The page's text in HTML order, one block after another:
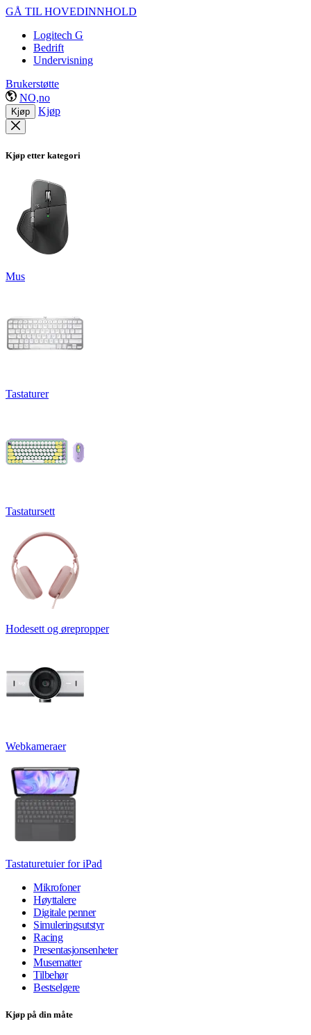
GÅ TIL HOVEDINNHOLD
Logitech G
Bedrift
Undervisning
Brukerstøtte
NO,no
Kjøp Kjøp
Kjøp etter kategori
Mus
Tastaturer
Tastatursett
Hodesett og ørepropper
Webkameraer
Tastaturetuier for iPad
Mikrofoner
Høyttalere
Digitale penner
Simuleringsutstyr
Racing
Presentasjonsenheter
Musematter
Tilbehør
Bestselgere
Kjøp på din måte